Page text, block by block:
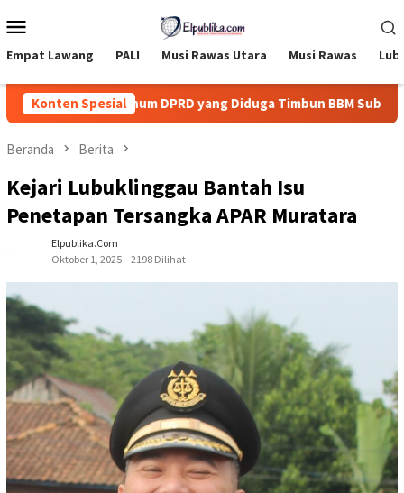
ke
Mobile
Empat Lawang PALI Musi Rawas Utara Musi Rawas
Konten Spesial
Tegas Oknum DPRD yang Diduga Timbun BBM Subsidi
Beranda Berita
Kejari Lubuklinggau Bantah Isu
Penetapan Tersangka APAR Muratara
Elpublika.com
Oktober 1, 2025
2198 Dilihat